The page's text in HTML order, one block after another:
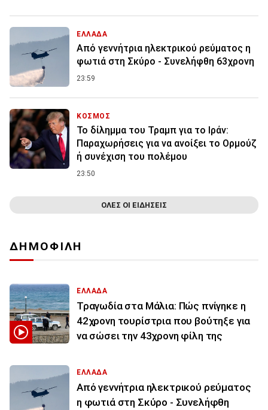
ΕΛΛΑΔΑ
Από γεννήτρια ηλεκτρικού ρεύματος η
φωτιά στη Σκύρο - Συνελήφθη 63χρονη
23:59
ΚΟΣΜΟΣ
Το δίλημμα του Τραμπ για το Ιράν:
Παραχωρήσεις για να ανοίξει το Ορμούζ
ή συνέχιση του πολέμου
23:50
ΟΛΕΣ ΟΙ ΕΙΔΗΣΕΙΣ
ΔΗΜΟΦΙΛΗ
ΕΛΛΑΔΑ
Τραγωδία στα Μάλια: Πώς πνίγηκε η
42χρονη τουρίστρια που βούτηξε για
να σώσει την 43χρονη φίλη της
ΕΛΛΑΔΑ
Από γεννήτρια ηλεκτρικού ρεύματος
η φωτιά στη Σκύρο - Συνελήφθη